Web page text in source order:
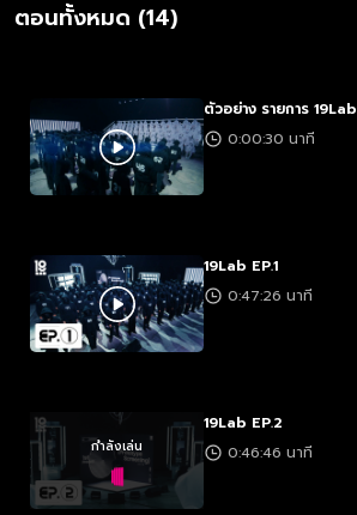
ตอนทั้งหมด (14)
ตัวอย่าง รายการ 19Lab
0:00:30 นาที
19Lab EP.1
0:47:26 นาที
กำลังเล่น
19Lab EP.2
0:46:46 นาที